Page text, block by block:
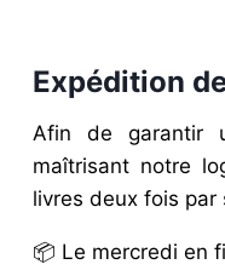
Expédition
Afin de garantir
maîtrisant notre
livres deux fois par
📦 Le mercredi en